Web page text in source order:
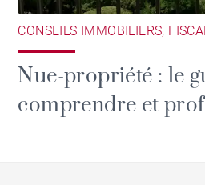
CONSEILS IMMOBILIERS,
Nue-propriété : le
comprendre et